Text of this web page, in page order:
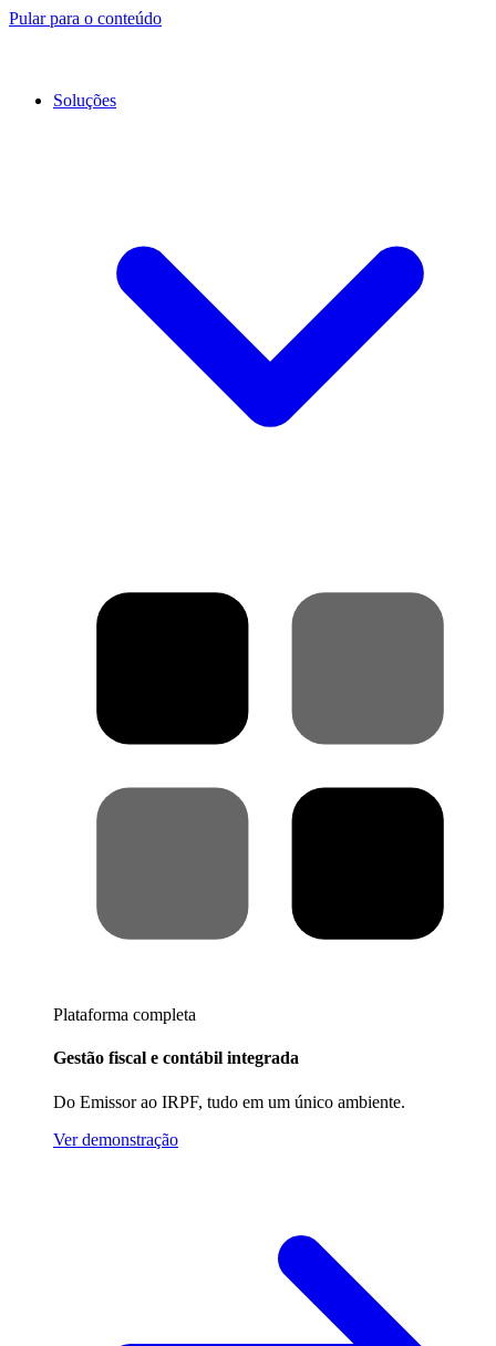
Pular para o conteúdo
Soluções
Plataforma completa
Gestão fiscal e contábil integrada
Do Emissor ao IRPF, tudo em um único ambiente.
Ver demonstração